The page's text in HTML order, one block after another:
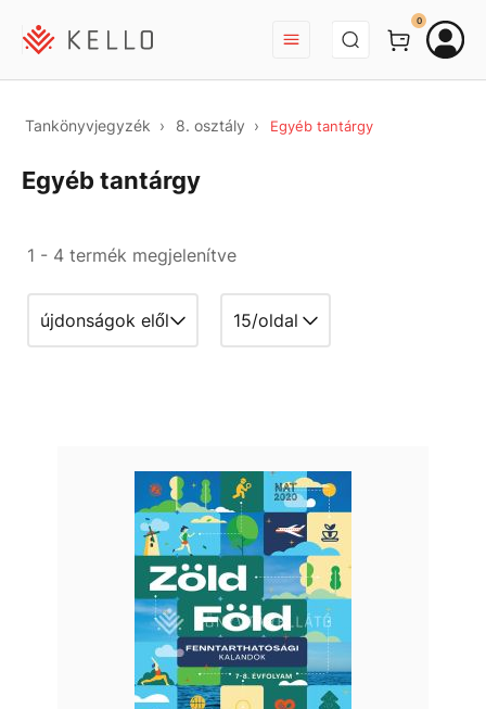
BEJELENTKEZÉS
0
Tankönyvjegyzék 8. osztály Egyéb tantárgy
Egyéb tantárgy
1 - 4 termék megjelenítve